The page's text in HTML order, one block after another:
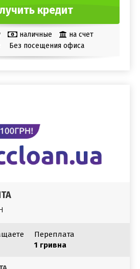
кредит
наличные
на счет
Без посещения офиса
Переплата
1 гривна